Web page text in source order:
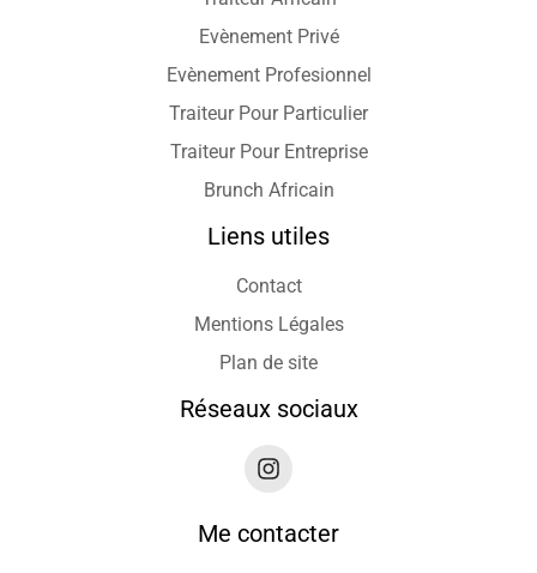
Evènement Privé
Evènement Profesionnel
Traiteur Pour Particulier
Traiteur Pour Entreprise
Brunch Africain
Liens utiles
Contact
Mentions Légales
Plan de site
Réseaux sociaux
Me contacter